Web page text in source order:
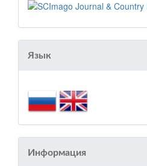
Язык
Информация